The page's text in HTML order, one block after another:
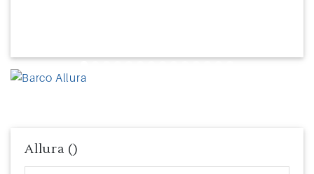
Previous
Allura ()